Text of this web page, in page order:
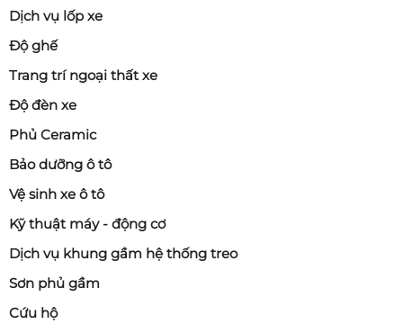
Dịch vụ lốp xe
Độ ghế
Trang trí ngoại thất xe
Độ đèn xe
Phủ Ceramic
Bảo dưỡng ô tô
Vệ sinh xe ô tô
Kỹ thuật máy - động cơ
Dịch vụ khung gầm hệ thống treo
Sơn phủ gầm
Cứu hộ